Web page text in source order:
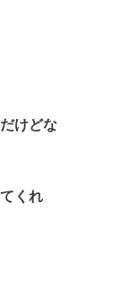
けどな
くれ